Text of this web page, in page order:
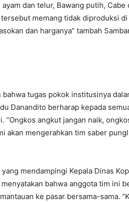
dan telur, Bawang putih, Cabe
memang tidak diproduksi
dan harganya” tambah
tugas pokok institusinya
Danandito berharap kepada
“Ongkos angkut jangan naik,
akan mengerahkan tim saber
mendampingi Kepala Dinas
bahwa anggota tim ini
ke pasar bersama-sama.